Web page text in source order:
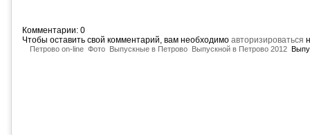
Комментарии: 0
Чтобы оставить свой комментарий, вам необходимо авторизироваться
Петрово on-line Фото Выпускные в Петрово Выпускной в Петрово 2012